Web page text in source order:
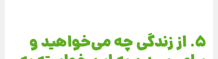
5. از زندگی چه می‌خواهید و